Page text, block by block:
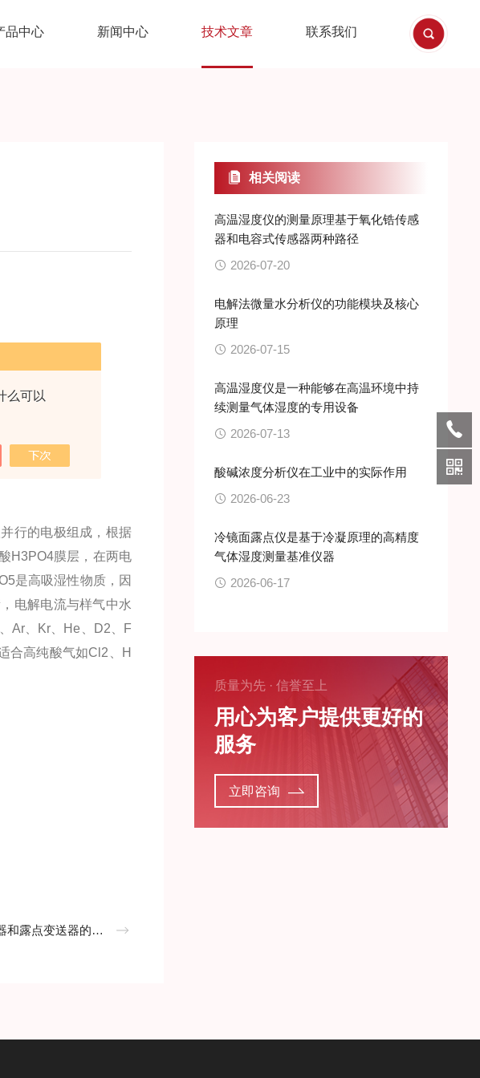
么可以
品中心 新闻中心 技术文章 联系我们
行的电极组成，根据
H3PO4膜层，在两电
是高吸湿性物质，因
电解电流与样气中水
Ar、Kr、He、D2、F
合高纯酸气如Cl2、H
露点变送器的区别
相关阅读
高温湿度仪的测量原理基于氧化锆传感
器和电容式传感器两种路径
2026-07-20
电解法微量水分析仪的功能模块及核心
原理
2026-07-15
高温湿度仪是一种能够在高温环境中持
续测量气体湿度的专用设备
2026-07-13
酸碱浓度分析仪在工业中的实际作用
2026-06-23
冷镜面露点仪是基于冷凝原理的高精度
气体湿度测量基准仪器
2026-06-17
质量为先 · 信誉至上
用心为客户提供更好的
服务
立即咨询